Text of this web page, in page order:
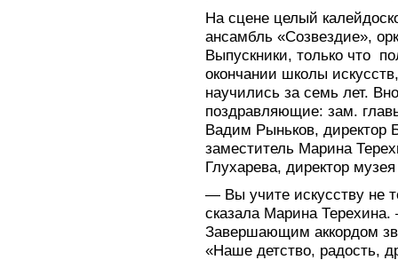
На сцене целый
ансамбль «Созвездие»,
Выпускники, только что
окончании школы
научились за семь лет.
поздравляющие: зам.
Вадим Рыньков, директор
заместитель Марина
Глухарева, директор
— Вы учите искусству не
сказала Марина
Завершающим аккордом
«Наше детство, радость,